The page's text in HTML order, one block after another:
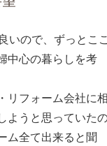
いので、ずっとこ
中心の暮らしを考
リフォーム会社に相
ようと思っていた
ム全て出来ると聞